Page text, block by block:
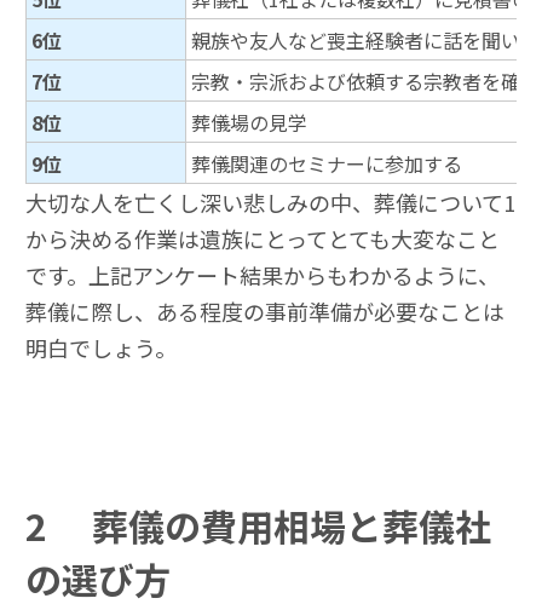
6位
親族や友人など喪主経験者に話を聞い
7位
宗教・宗派および依頼する宗教者を確
8位
葬儀場の見学
9位
葬儀関連のセミナーに参加する
大切な人を亡くし深い悲しみの中、葬儀について1
から決める作業は遺族にとってとても大変なこと
です。上記アンケート結果からもわかるように、
葬儀に際し、ある程度の事前準備が必要なことは
明白でしょう。
2
葬儀の費用相場と葬儀社
の選び方